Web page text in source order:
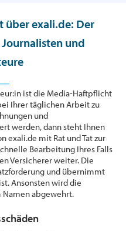
über exali.de: Der
und
ist die Media-Haftpflicht
Ihrer täglichen Arbeit zu
und
werden, dann steht Ihnen
exali.de mit Rat und Tat zur
Bearbeitung Ihres Falls
Versicherer weiter. Die
und übernimmt
Ansonsten wird die
abgewehrt.